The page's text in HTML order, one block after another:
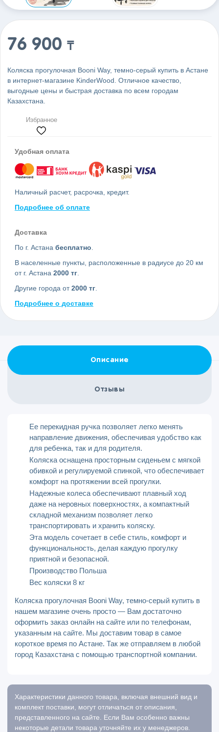
76 900 ₸
Коляска прогулочная Booni Way, темно-серый купить в Астане
в интернет-магазине KinderWood. Отличное качество,
выгодные цены и быстрая доставка по всем городам
Казахстана.
Избранное
Удобная оплата
Наличный расчет, расрочка, кредит.
Подробнее об оплате
Доставка
По г. Астана бесплатно
В населенные пункты, расположенные в радиусе до 20 км
от г. Астана 2000 тг
Другие города от2000 тг
Подробнее о доставке
Описание
Отзывы
Ее перекидная ручка позволяет легко менять
направление движения, обеспечивая удобство как
для ребенка, так и для родителя.
Коляска оснащена просторным сиденьем с мягкой
обивкой и регулируемой спинкой, что обеспечивает
комфорт на протяжении всей прогулки.
Надежные колеса обеспечивают плавный ход
даже на неровных поверхностях, а компактный
складной механизм позволяет легко
транспортировать и хранить коляску.
Эта модель сочетает в себе стиль, комфорт и
функциональность, делая каждую прогулку
приятной и безопасной.
Производство Польша
Вес коляски 8 кг
Коляска прогулочная Booni Way, темно-серый купить в
нашем магазине очень просто — Вам достаточно
оформить заказ онлайн на сайте или по телефонам,
указанным на сайте. Мы доставим товар в самое
короткое время по Астане. Так же отправляем в любой
город Казахстана с помощью транспортной компании.
Характеристики данного товара, включая внешний вид и
комплект поставки, могут отличаться от описания,
представленного на сайте. Если Вам особенно важны
некоторые детали товара уточняйте их у менеджеров.